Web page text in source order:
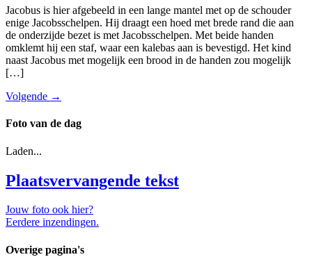
Jacobus is hier afgebeeld in een lange mantel met op de schouder
enige Jacobsschelpen. Hij draagt een hoed met brede rand die aan
de onderzijde bezet is met Jacobsschelpen. Met beide handen
omklemt hij een staf, waar een kalebas aan is bevestigd. Het kind
naast Jacobus met mogelijk een brood in de handen zou mogelijk
[…]
Volgende →
Foto van de dag
Laden...
Plaatsvervangende tekst
Jouw foto ook hier?
Eerdere inzendingen.
Overige pagina's